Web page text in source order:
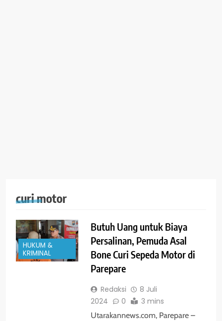
curi motor
HUKUM &
KRIMINAL
Butuh Uang untuk Biaya
Persalinan, Pemuda Asal
Bone Curi Sepeda Motor di
Parepare
Redaksi
8 Juli
2024
0 3 mins
Utarakannews.com, Parepare –